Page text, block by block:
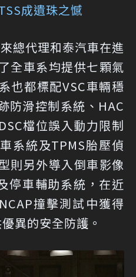
成遺珠之憾
總代理和泰汽車在進
全車系均提供七顆氣
也都標配VSC車輛穩
防滑控制系統、HAC
檔位誤入動力限制
系統及TPMS胎壓偵
則另外導入倒車影像
停車輔助系統，在近
撞擊測試中獲得
異的安全防護。